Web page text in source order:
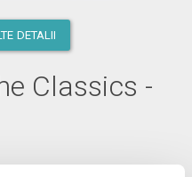
DETALII
Classics -